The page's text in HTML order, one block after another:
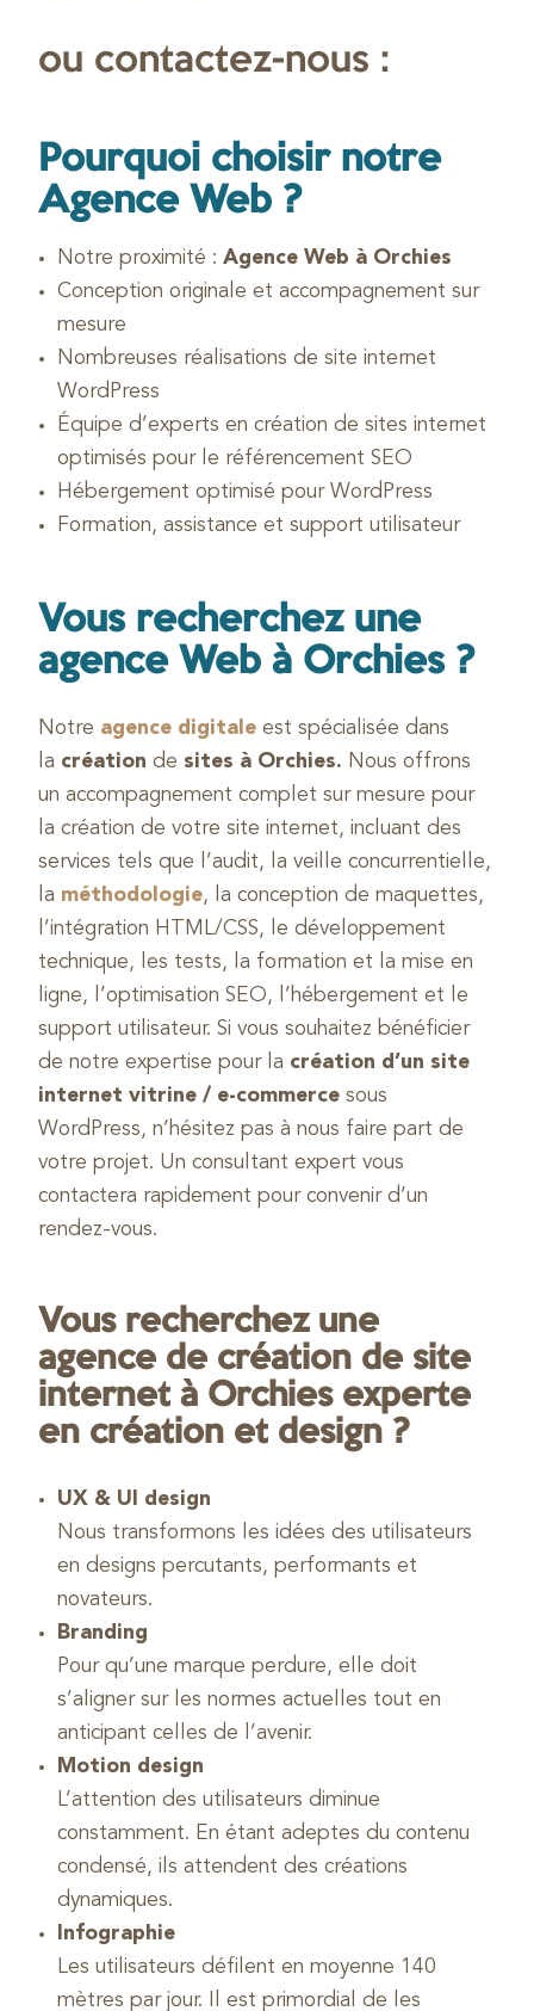
ou contactez-nous :
Pourquoi choisir notre
Agence Web ?
Notre proximité : Agence Web à Orchies
Conception originale et accompagnement sur
mesure
Nombreuses réalisations de site internet
WordPress
Équipe d’experts en création de sites internet
optimisés pour le référencement SEO
Hébergement optimisé pour WordPress
Formation, assistance et support utilisateur
Vous recherchez une
agence Web à Orchies ?
Notre agence digitale est spécialisée dans
la création de sites à Orchies. Nous offrons
un accompagnement complet sur mesure pour
la création de votre site internet, incluant des
services tels que l’audit, la veille concurrentielle,
la méthodologie, la conception de maquettes,
l’intégration HTML/CSS, le développement
technique, les tests, la formation et la mise en
ligne, l’optimisation SEO, l’hébergement et le
support utilisateur. Si vous souhaitez bénéficier
de notre expertise pour la création d’un site
internet vitrine / e-commerce sous
WordPress, n’hésitez pas à nous faire part de
votre projet. Un consultant expert vous
contactera rapidement pour convenir d’un
rendez-vous.
Vous recherchez une
agence de création de site
internet à Orchies experte
en création et design ?
UX & UI design
Nous transformons les idées des utilisateurs
en designs percutants, performants et
novateurs.
Branding
Pour qu’une marque perdure, elle doit
s’aligner sur les normes actuelles tout en
anticipant celles de l’avenir.
Motion design
L’attention des utilisateurs diminue
constamment. En étant adeptes du contenu
condensé, ils attendent des créations
dynamiques.
Infographie
Les utilisateurs défilent en moyenne 140
mètres par jour. Il est primordial de les